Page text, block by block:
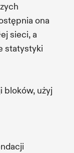
ona
sieci, a
statystyki
bloków, użyj